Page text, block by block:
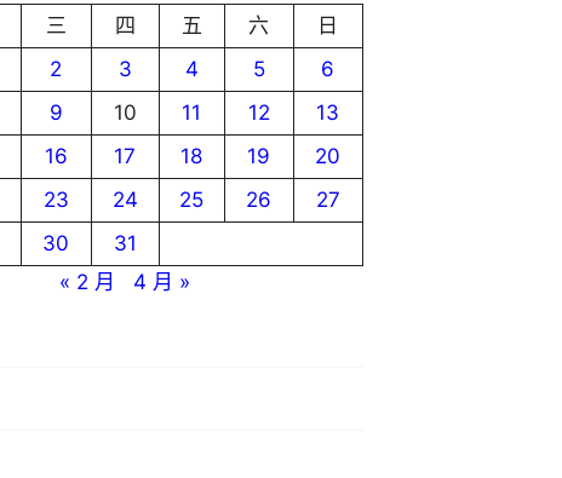
三 四 五 六
日
2 3 4 5
6
9 10 11 12
13
16 17 18 19
20
23 24 25 26
27
30
31
« 2 月
4 月 »